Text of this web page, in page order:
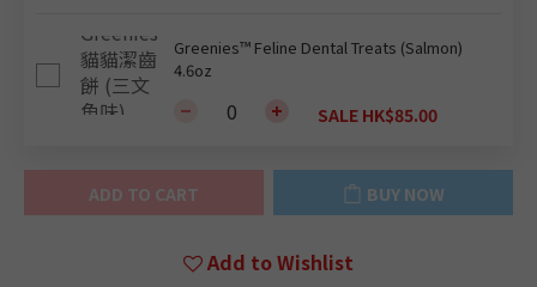
Greenies™ Feline Dental Treats (Salmon)
4.6oz
SALE HK$85.00
ADD TO CART BUY NOW
Add to Wishlist